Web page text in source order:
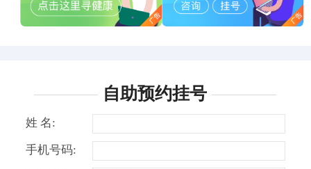
自助预约挂号
姓 名:
手机号码: